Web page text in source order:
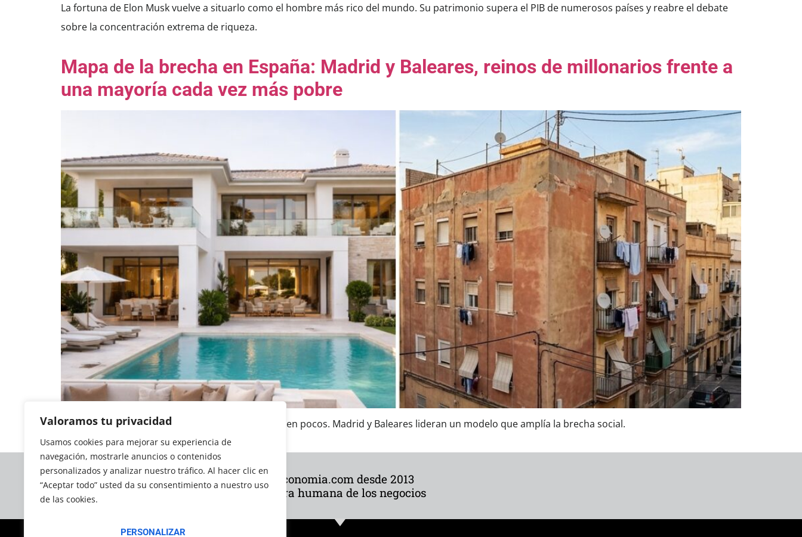
Valoramos tu privacidad
Usamos cookies para mejorar su experiencia de
navegación, mostrarle anuncios o contenidos
personalizados y analizar nuestro tráfico. Al hacer clic en
“Aceptar todo” usted da su consentimiento a nuestro uso
de las cookies.
PERSONALIZAR
La fortuna de Elon Musk vuelve a situarlo como el hombre más rico del mundo. Su patrimonio supera el PIB de numerosos países y reabre el debate
sobre la concentración extrema de riqueza.
Mapa de la brecha en España: Madrid y Baleares, reinos de millonarios frente a
una mayoría cada vez más pobre
España bate récord de riqueza, pero la concentra en pocos. Madrid y Baleares lideran un modelo que amplía la brecha social.
ibeconomia.com desde 2013
La cara humana de los negocios